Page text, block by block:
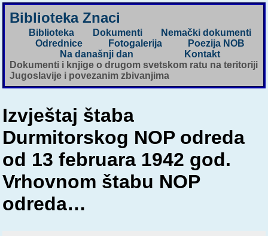
Biblioteka Znaci
Biblioteka Dokumenti
Nemački dokumenti
Odrednice
Fotogalerija
Poezija NOB
Na današnji dan
Kontakt
Dokumenti i knjige o drugom svetskom ratu na teritoriji
Jugoslavije i povezanim zbivanjima
Izvještaj štaba
Durmitorskog NOP odreda
od 13 februara 1942 god.
Vrhovnom štabu NOP
odreda…